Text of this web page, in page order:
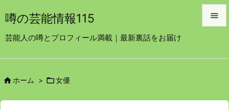
噂の芸能情報115
芸能人の噂とプロフィール満載｜最新裏話をお届け

前へ
ホーム > 女優